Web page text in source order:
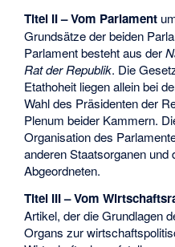
Titel II – Vom Parlament
Grundsätze der beiden
Parlament besteht aus der
Rat der Republik. Die
Etathoheit liegen allein bei
Wahl des Präsidenten der
Plenum beider Kammern.
Organisation des
anderen Staatsorganen und
Abgeordneten.
Titel III – Vom
Artikel, der die Grundlagen
Organs zur